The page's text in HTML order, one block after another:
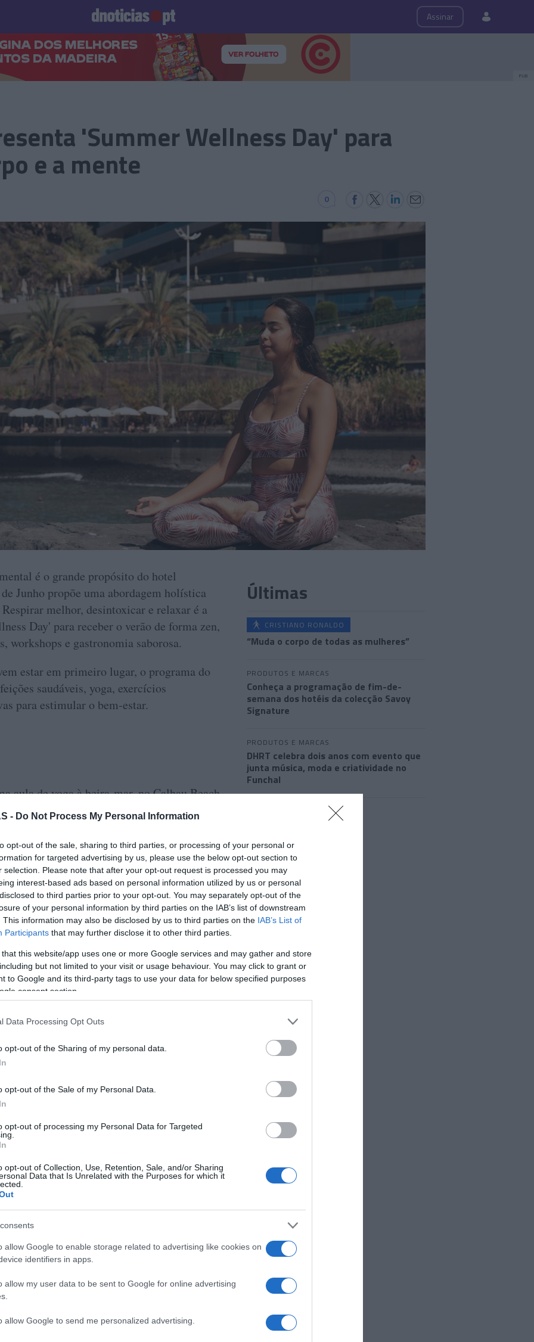
- Do Not Process My Personal Information
opt-out of the sale, sharing to third parties, or processing of your personal or
for targeted advertising by us, please use the below opt-out section to
selection. Please note that after your opt-out request is processed you may
interest-based ads based on personal information utilized by us or personal
to third parties prior to your opt-out. You may separately opt-out of the
of your personal information by third parties on the IAB’s list of downstream
This information may also be disclosed by us to third parties on the IAB’s List of
Participants that may further disclose it to other third parties.
that this website/app uses one or more Google services and may gather and store
but not limited to your visit or usage behaviour. You may click to grant or
to Google and its third-party tags to use your data for below specified purposes
consent section.
Data Processing Opt Outs
opt-out of the Sharing of my personal data.
opt-out of the Sale of my Personal Data.
opt-out of processing my Personal Data for Targeted
opt-out of Collection, Use, Retention, Sale, and/or Sharing
Data that Is Unrelated with the Purposes for which it
allow Google to enable storage related to advertising like cookies on
identifiers in apps.
allow my user data to be sent to Google for online advertising
allow Google to send me personalized advertising.
Assinar
Palavras Produto e Marcas
PUB
'Summer Wellness Day' para
e a mente
0
é o grande propósito do hotel
Junho propõe uma abordagem holística
melhor, desintoxicar e relaxar é a
Day' para receber o verão de forma zen,
workshops e gastronomia saborosa.
estar em primeiro lugar, o programa do
saudáveis, yoga, exercícios
para estimular o bem-estar.
aula de yoga à beira-mar, no Calhau Beach
instrutora desta prática no Saccharum.
é tempo de degustar um pequeno-almoço
Beach Club. Este poderá ser, também, o
confraternizarem, enquanto saboreiam
e granola caseira; Tostas de húmus de
de frango, queijo, curgete e cebolinho,
granola e requeijão e Pudim de sementes
e manga. Para acompanhar, haverá café de
naturais, batidos e águas.
regenerativo para o corpo e para mente,
orientado por Mercedes Pasos. O
forma de meditação, relaxamento e
no Calhau Beach Club, com várias
Bao de camarão com molho sweet chilli,
quinoa vermelha, seitan marinado,
e Mini hambúrgueres de legumes d
Para sobremesa, a equipa de cozinha do
e abacate com sorvete de coco e Crème
ainda kombucha, limonadas, sumos
abre as suas portas a todos os
e reposição das energias, que
aquecida, no jacuzzi, na sauna, no
sensoriais, na sala de haloterapia ou
Últimas
CRISTIANO RONALDO
“Muda o corpo de todas as mulheres”
PRODUTOS E MARCAS
Conheça a programação de fim-de-
semana dos hotéis da colecção Savoy
Signature
PRODUTOS E MARCAS
DHRT celebra dois anos com evento que
junta música, moda e criatividade no
Funchal